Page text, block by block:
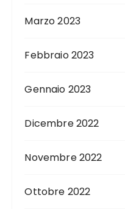
Marzo 2023
Febbraio 2023
Gennaio 2023
Dicembre 2022
Novembre 2022
Ottobre 2022